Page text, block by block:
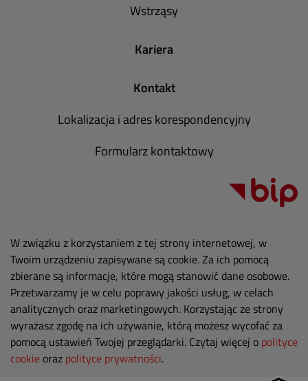
Wstrząsy
Kariera
Kontakt
Lokalizacja i adres korespondencyjny
Formularz kontaktowy
W związku z korzystaniem z tej strony internetowej, w
Twoim urządzeniu zapisywane są cookie. Za ich pomocą
zbierane są informacje, które mogą stanowić dane osobowe.
Przetwarzamy je w celu poprawy jakości usług, w celach
analitycznych oraz marketingowych. Korzystając ze strony
wyrażasz zgodę na ich używanie, którą możesz wycofać za
pomocą ustawień Twojej przeglądarki. Czytaj więcej o polityce
cookie oraz polityce prywatności.